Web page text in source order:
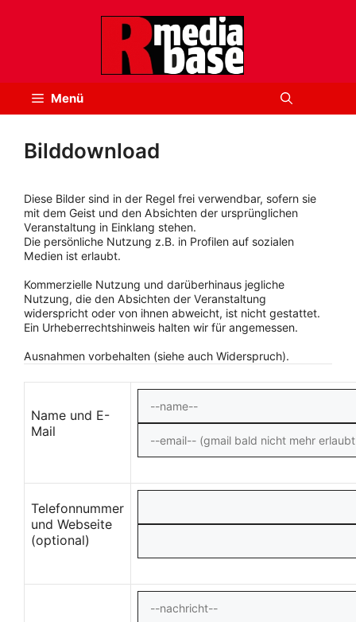
Menü
Bilddownload
Diese Bilder sind in der Regel frei verwendbar, sofern sie
mit dem Geist und den Absichten der ursprünglichen
Veranstaltung in Einklang stehen.
Die persönliche Nutzung z.B. in Profilen auf sozialen
Medien ist erlaubt.
Kommerzielle Nutzung und darüberhinaus jegliche
Nutzung, die den Absichten der Veranstaltung
widerspricht oder von ihnen abweicht, ist nicht gestattet.
Ein Urheberrechtshinweis halten wir für angemessen.
Ausnahmen vorbehalten (siehe auch Widerspruch).
Name und E-
Mail
Telefonnummer
und Webseite
(optional)